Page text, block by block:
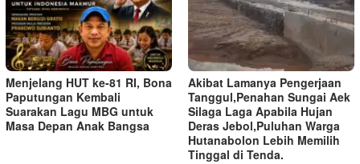
Menjelang HUT ke-81 RI, Bona
Paputungan Kembali
Suarakan Lagu MBG untuk
Masa Depan Anak Bangsa
Akibat Lamanya Pengerjaan
Tanggul,Penahan Sungai Aek
Silaga Laga Apabila Hujan
Deras Jebol,Puluhan Warga
Hutanabolon Lebih Memilih
Tinggal di Tenda.